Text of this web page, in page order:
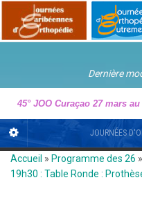
Dernière
45° JOO Curaçao 27 mars
JOURNÉES
Accueil » Programme des 26 »
19h30 : Table Ronde :